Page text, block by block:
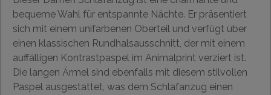
bequeme Wahl für entspannte Nächte. Er präsentiert
sich mit einem unifarbenen Oberteil und verfügt über
einen klassischen Rundhalsausschnitt, der mit einem
auffälligen Kontrastpaspel im Animalprint verziert ist.
Die langen Ärmel sind ebenfalls mit diesem stilvollen
Paspel ausgestattet, was dem Schlafanzug einen